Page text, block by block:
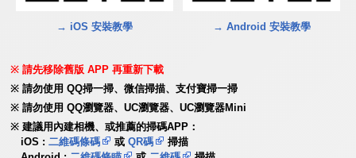
→ iOS 安裝教學 → Android 安裝教學
請先移除舊版 APP 再重新下載
請勿使用 QQ掃一掃、微信掃描、支付寶掃一掃
請勿使用 QQ瀏覽器、UC瀏覽器、UC瀏覽器Mini
建議用內建相機、或推薦的掃碼APP：
iOS :二維碼條碼 或QR碼
掃描